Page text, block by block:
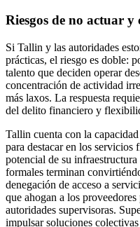
Riesgos de no actuar y
Si Tallin y las autoridades
prácticas, el riesgo es doble:
talento que deciden operar
concentración de actividad
más laxos. La respuesta
del delito financiero y
Tallin cuenta con la
para destacar en los servicios
potencial de su
formales terminan
denegación de acceso a
que ahogan a los
autoridades supervisoras.
impulsar soluciones